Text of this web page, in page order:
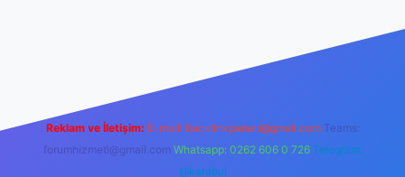
betexper
Reklam ve İletişim: E-mail: backlinkpaneli@gmail.com Teams:
forumhizmeti@gmail.com Whatsapp: 0262 606 0 726 Telegram:
@karabul